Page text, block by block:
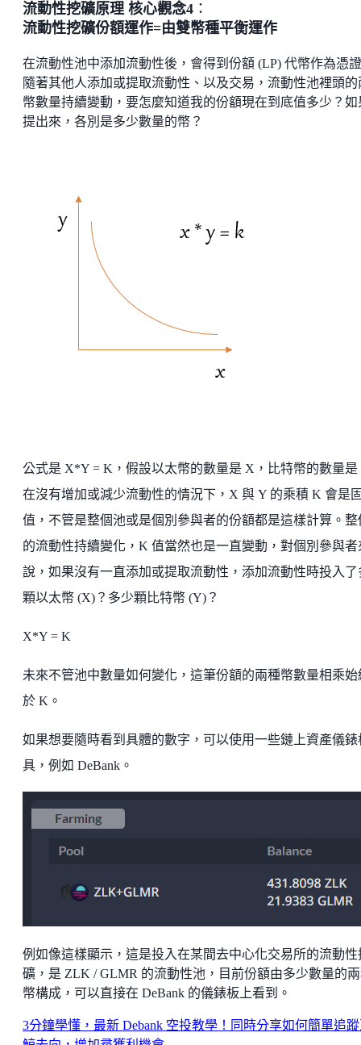
流動性挖礦原理 核心觀念4 ：
流動性挖礦份額運作=由雙幣種平衡運作
在流動性池中添加流動性後，會得到份額 (LP) 代幣作為憑
隨著其他人添加或提取流動性、以及交易，流動性池裡頭的
幣數量持續變動，要怎麼知道我的份額現在到底值多少？如
提出來，各別是多少數量的幣？
公式是 X*Y = K，假設以太幣的數量是 X，比特幣的數量是
在沒有增加或減少流動性的情況下，X 與 Y 的乘積 K 會是
值，不管是整個池或是個別參與者的份額都是這樣計算。整
的流動性持續變化，K 值當然也是一直變動，對個別參與者
說，如果沒有一直添加或提取流動性，添加流動性時投入了
顆以太幣 (X)？多少顆比特幣 (Y)？
X*Y = K
未來不管池中數量如何變化，這筆份額的兩種幣數量相乘始
於 K。
如果想要隨時看到具體的數字，可以使用一些鏈上資產儀錶
具，例如 DeBank。
例如像這樣顯示，這是投入在某間去中心化交易所的流動性
礦，是 ZLK / GLMR 的流動性池，目前份額由多少數量的
幣構成，可以直接在 DeBank 的儀錶板上看到。
3分鐘學懂，最新 Debank 空投教學！同時分享如何簡單追